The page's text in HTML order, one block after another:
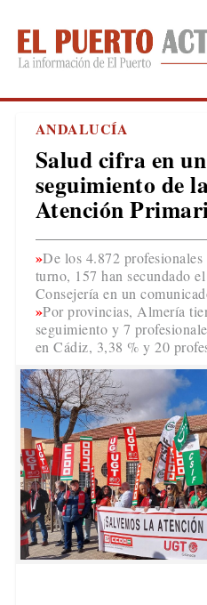
ANDALUCÍA
Salud cifra en
seguimiento de
Atención
De los 4.872 profesionales
turno, 157 han secundado
Consejería en un
Por provincias, Almería
seguimiento y 7
en Cádiz, 3,38 % y 20